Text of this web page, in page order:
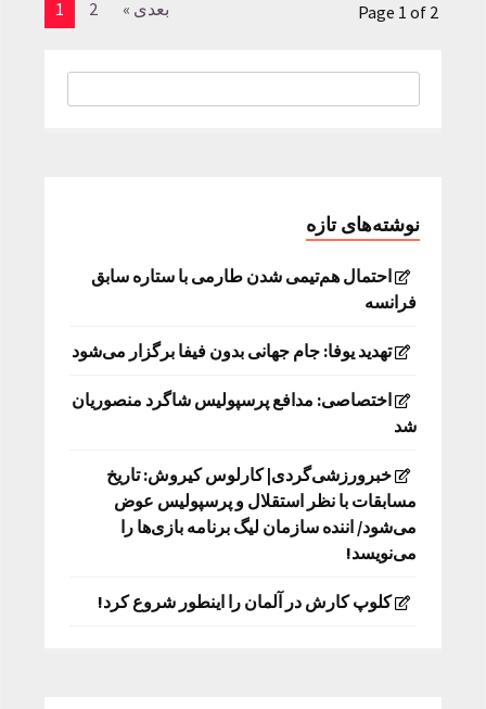
1 2 بعدی » Page 1 of 2
نوشته‌های تازه
احتمال هم‌تیمی شدن طارمی با ستاره سابق
فرانسه
تهدید یوفا: جام جهانی بدون فیفا برگزار می‌شود
اختصاصی: مدافع پرسپولیس شاگرد منصوریان
شد
خبرورزشی‌گردی| کارلوس کیروش: تاریخ
مسابقات با نظر استقلال و پرسپولیس عوض
می‌شود/ اننده سازمان لیگ برنامه بازی‌ها را
می‌نویسد!
کلوپ کارش در آلمان را اینطور شروع کرد!